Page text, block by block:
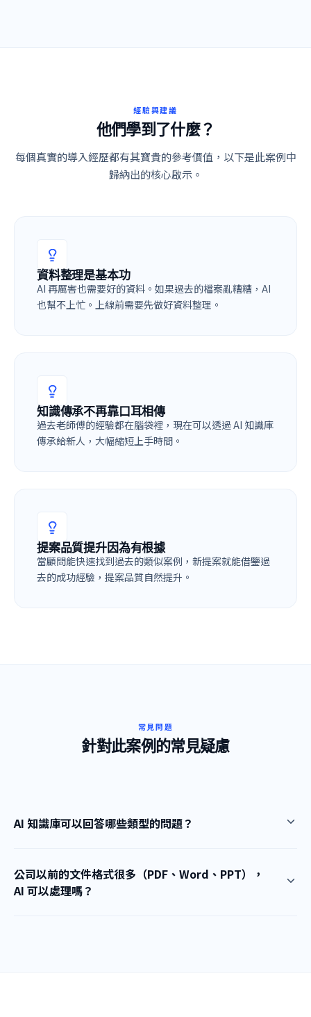
經驗與建議
他們學到了什麼？
每個真實的導入經歷都有其寶貴的參考價值，以下是此案例中
歸納出的核心啟示。
資料整理是基本功
AI 再厲害也需要好的資料。如果過去的檔案亂糟糟，AI
也幫不上忙。上線前需要先做好資料整理。
知識傳承不再靠口耳相傳
過去老師傅的經驗都在腦袋裡，現在可以透過 AI 知識庫
傳承給新人，大幅縮短上手時間。
提案品質提升因為有根據
當顧問能快速找到過去的類似案例，新提案就能借鑒過
去的成功經驗，提案品質自然提升。
常見問題
針對此案例的常見疑慮
AI 知識庫可以回答哪些類型的問題？
公司以前的文件格式很多（PDF、Word、PPT），
AI 可以處理嗎？